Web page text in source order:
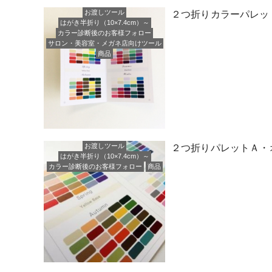
お渡しツール
はがき半折り（10×7.4cm）～
カラー診断後のお客様フォロー
サロン・美容室・メガネ店向けツール
商品
２つ折りカラーパレッ
お渡しツール
はがき半折り（10×7.4cm）～
カラー診断後のお客様フォロー
商品
２つ折りパレットＡ